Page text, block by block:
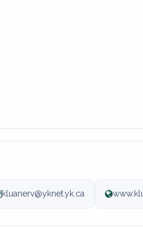
kluanerv@yknet.yk.ca